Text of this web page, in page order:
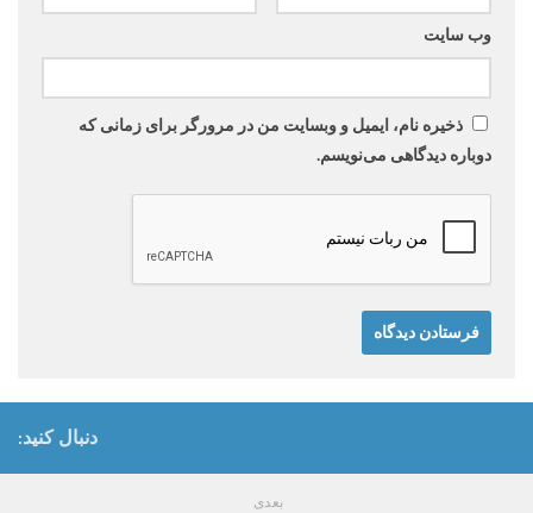
وب‌ سایت
ذخیره نام، ایمیل و وبسایت من در مرورگر برای زمانی که
دوباره دیدگاهی می‌نویسم.
دنبال کنید:
بعدی